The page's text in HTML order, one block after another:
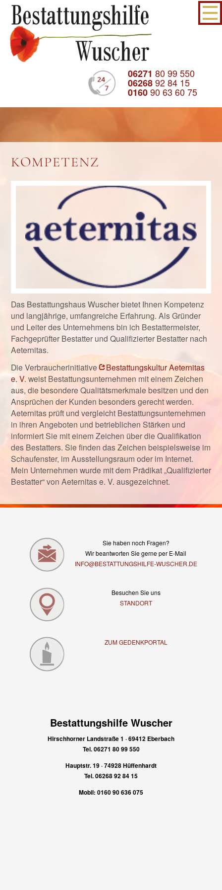
06271 80 99 550
0626892 84 15
016090 63 60 75
KOMPETENZ
Das Bestattungshaus Wuscher bietet Ihnen Kompetenz
und langjährige, umfangreiche Erfahrung. Als Gründer
und Leiter des Unternehmens bin ich Bestattermeister,
Fachgeprüfter Bestatter und Qualifizierter Bestatter nach
Aeternitas.
Die Verbraucherinitiative
Bestattungskultur Aeternitas
e. V. weist Bestattungsunternehmen mit einem Zeichen
aus, die besondere Qualitätsmerkmale besitzen und den
Ansprüchen der Kunden besonders gerecht werden.
Aeternitas prüft und vergleicht Bestattungsunternehmen
in ihren Angeboten und betrieblichen Stärken und
informiert Sie mit einem Zeichen über die Qualifikation
des Bestatters. Sie finden das Zeichen beispielsweise im
Schaufenster, im Ausstellungsraum oder im Internet.
Mein Unternehmen wurde mit dem Prädikat „Qualifizierter
Bestatter“ von Aeternitas e. V. ausgezeichnet.
Sie haben noch Fragen?
Wir beantworten Sie gerne per E-Mail
INFO@BESTATTUNGSHILFE-WUSCHER.DE
Besuchen Sie uns
STANDORT
ZUM GEDENKPORTAL
Bestattungshilfe Wuscher
Hirschhorner Landstraße 1 · 69412 Eberbach
Tel. 06271 80 99 550
Hauptstr. 19 · 74928 Hüffenhardt
Tel. 06268 92 84 15
Mobil: 0160 90 636 075